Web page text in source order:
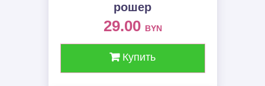
рошер
29.00 BYN
Купить